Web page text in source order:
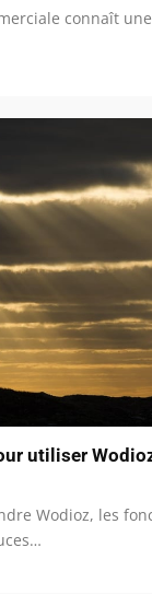
connaît
utiliser
Wodioz, les